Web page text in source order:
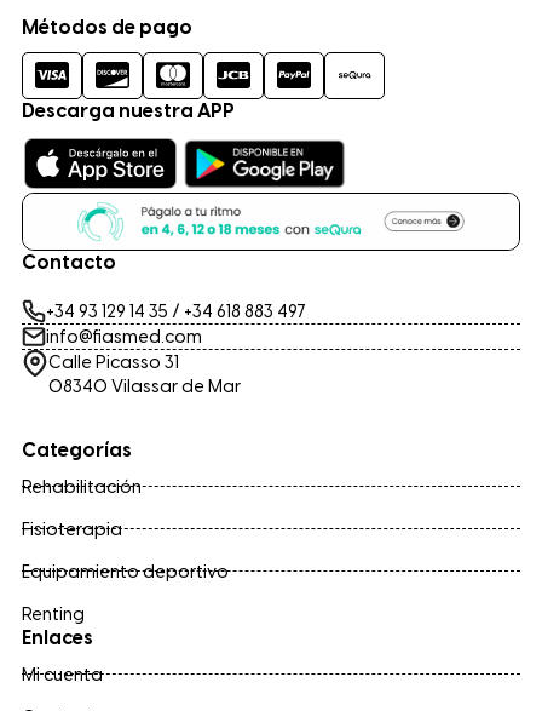
Métodos de pago
Descarga nuestra APP
Contacto
+34 93 129 14 35 / +34 618 883 497
info@fiasmed.com
Calle Picasso 31
08340 Vilassar de Mar
Categorías
Rehabilitación
Fisioterapia
Equipamiento deportivo
Renting
Enlaces
Mi cuenta